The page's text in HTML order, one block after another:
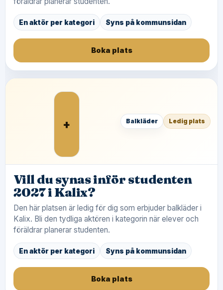
En aktör per kategori Syns på kommunsidan
Boka plats
+ Balkläder Ledig plats
Vill du synas inför studenten
2027 i Kalix?
Den här platsen är ledig för dig som erbjuder balkläder i
Kalix. Bli den tydliga aktören i kategorin när elever och
föräldrar planerar studenten.
En aktör per kategori Syns på kommunsidan
Boka plats